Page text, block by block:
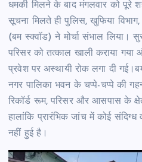
धमकी मिलने के बाद मंगलवार को पूरे
सूचना मिलते ही पुलिस, खुफिया
(बम स्क्वॉड) ने मोर्चा संभाल लिया।
परिसर को तत्काल खाली कराया गया
प्रवेश पर अस्थायी रोक लगा दी
नगर पालिका भवन के चप्पे-चप्पे की
रिकॉर्ड रूम, परिसर और आसपास के
हालांकि प्रारंभिक जांच में कोई संदिग्ध
नहीं हुई है।